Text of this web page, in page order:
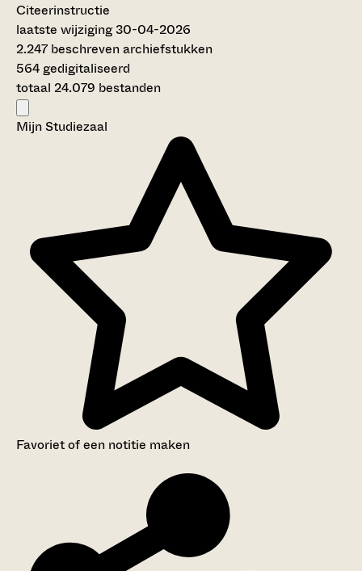
Citeerinstructie
laatste wijziging 30-04-2026
2.247 beschreven archiefstukken
564 gedigitaliseerd
totaal 24.079 bestanden
Mijn Studiezaal
Favoriet of een notitie maken